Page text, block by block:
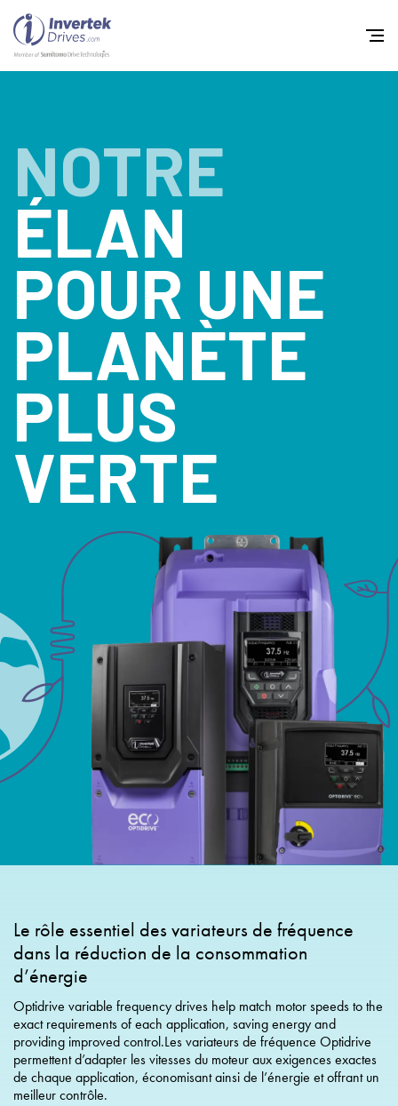
NOTRE
ÉLAN
POUR UNE
PLANÈTE
PLUS
VERTE
Le rôle essentiel des variateurs de fréquence
dans la réduction de la consommation
d’énergie
Optidrive variable frequency drives help match motor speeds to the
exact requirements of each application, saving energy and
providing improved control.Les variateurs de fréquence Optidrive
permettent d’adapter les vitesses du moteur aux exigences exactes
de chaque application, économisant ainsi de l’énergie et offrant un
meilleur contrôle.
Carrière
À propos
Contact